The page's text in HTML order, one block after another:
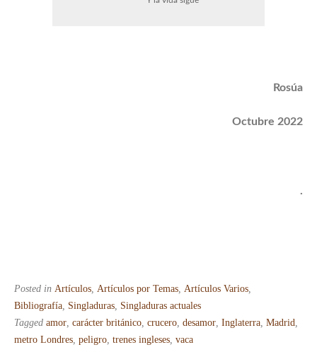
Rosúa
Octubre 2022
.
Posted in Artículos Artículos por Temas Artículos Varios
Bibliografía Singladuras Singladuras actuales
Tagged amor carácter británico crucero desamor Inglaterra Madrid
metro Londres peligro trenes ingleses vaca